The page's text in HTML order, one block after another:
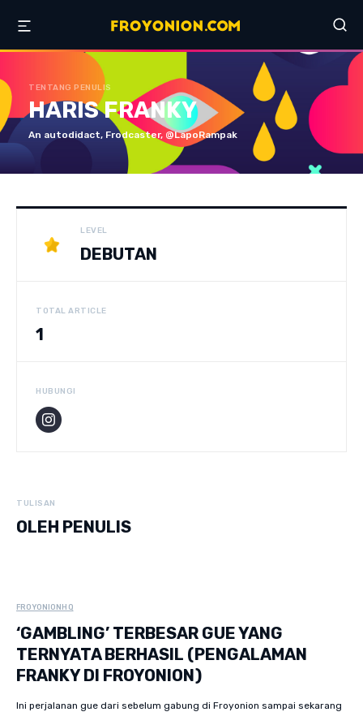
TENTANG PENULIS
HARIS FRANKY
An autodidact, Frodcaster, @LapoRampak
LEVEL
DEBUTAN
TOTAL ARTICLE
1
HUBUNGI
TULISAN
OLEH PENULIS
FROYONIONHQ
‘GAMBLING’ TERBESAR GUE YANG
TERNYATA BERHASIL (PENGALAMAN
FRANKY DI FROYONION)
Ini perjalanan gue dari sebelum gabung di Froyonion sampai sekarang